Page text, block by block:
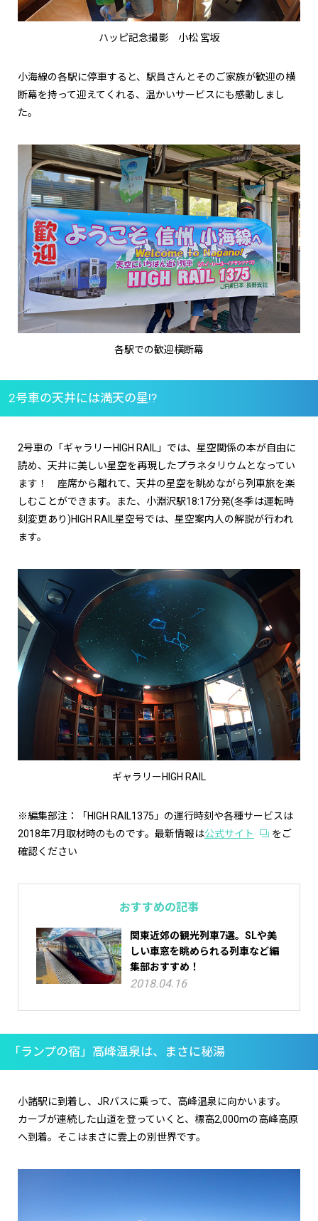
ハッピ記念撮影 小松 宮坂
小海線の各駅に停車すると、駅員さんとそのご家族が歓迎の横
断幕を持って迎えてくれる、温かいサービスにも感動しまし
た。
各駅での歓迎横断幕
2号車の天井には満天の星!?
2号車の「ギャラリーHIGH RAIL」では、星空関係の本が自由に
読め、天井に美しい星空を再現したプラネタリウムとなってい
ます！ 座席から離れて、天井の星空を眺めながら列車旅を楽
しむことができます。また、小淵沢駅18:17分発(冬季は運転時
刻変更あり)HIGH RAIL星空号では、星空案内人の解説が行われ
ます。
ギャラリーHIGH RAIL
※編集部注：「HIGH RAIL1375」の運行時刻や各種サービスは
2018年7月取材時のものです。最新情報は公式サイト
をご
確認ください
おすすめの記事
関東近郊の観光列車7選。SLや美
しい車窓を眺められる列車など編
集部おすすめ！
2018.04.16
「ランプの宿」高峰温泉は、まさに秘湯
小諸駅に到着し、JRバスに乗って、高峰温泉に向かいます。
カーブが連続した山道を登っていくと、標高2,000mの高峰高原
へ到着。そこはまさに雲上の別世界です。